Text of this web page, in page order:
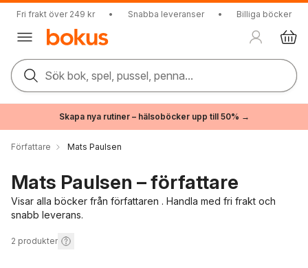
Fri frakt över 249 kr • Snabba leveranser • Billiga böcker
Sök bok, spel, pussel, penna...
Skapa nya rutiner – hälsoböcker upp till 50% →
Författare Mats Paulsen
Mats Paulsen – författare
Visar alla böcker från författaren . Handla med fri frakt och
snabb leverans.
2 produkter